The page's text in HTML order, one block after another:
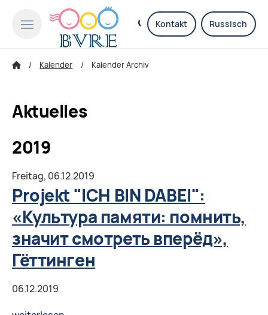
Kontakt Russisch
Kalender Kalender Archiv
Aktuelles
2019
Freitag, 06.12.2019
Projekt "ICH BIN DABEI":
«Культура памяти: помнить,
значит смотреть вперёд»,
Гёттинген
06.12.2019